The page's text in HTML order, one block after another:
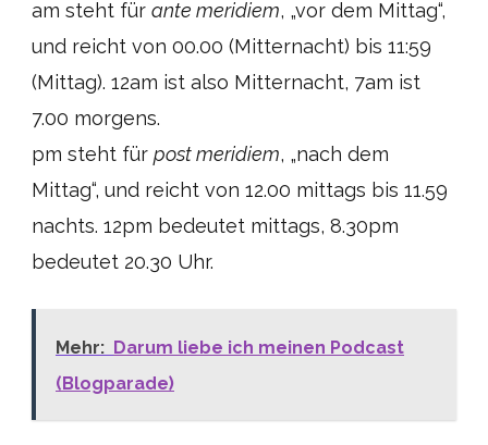
am steht für ante meridiem, „vor dem Mittag“,
und reicht von 00.00 (Mitternacht) bis 11:59
(Mittag). 12am ist also Mitternacht, 7am ist
7.00 morgens.
pm steht für post meridiem, „nach dem
Mittag“, und reicht von 12.00 mittags bis 11.59
nachts. 12pm bedeutet mittags, 8.30pm
bedeutet 20.30 Uhr.
Mehr: Darum liebe ich meinen Podcast
(Blogparade)